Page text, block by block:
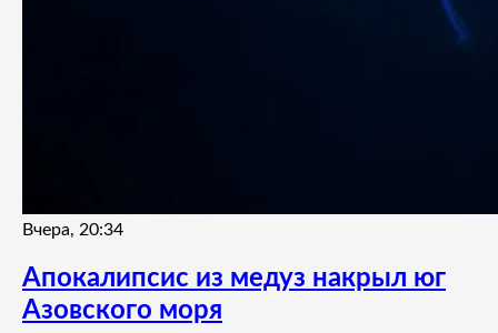
Вчера, 20:34
Апокалипсис из медуз накрыл юг
Азовского моря